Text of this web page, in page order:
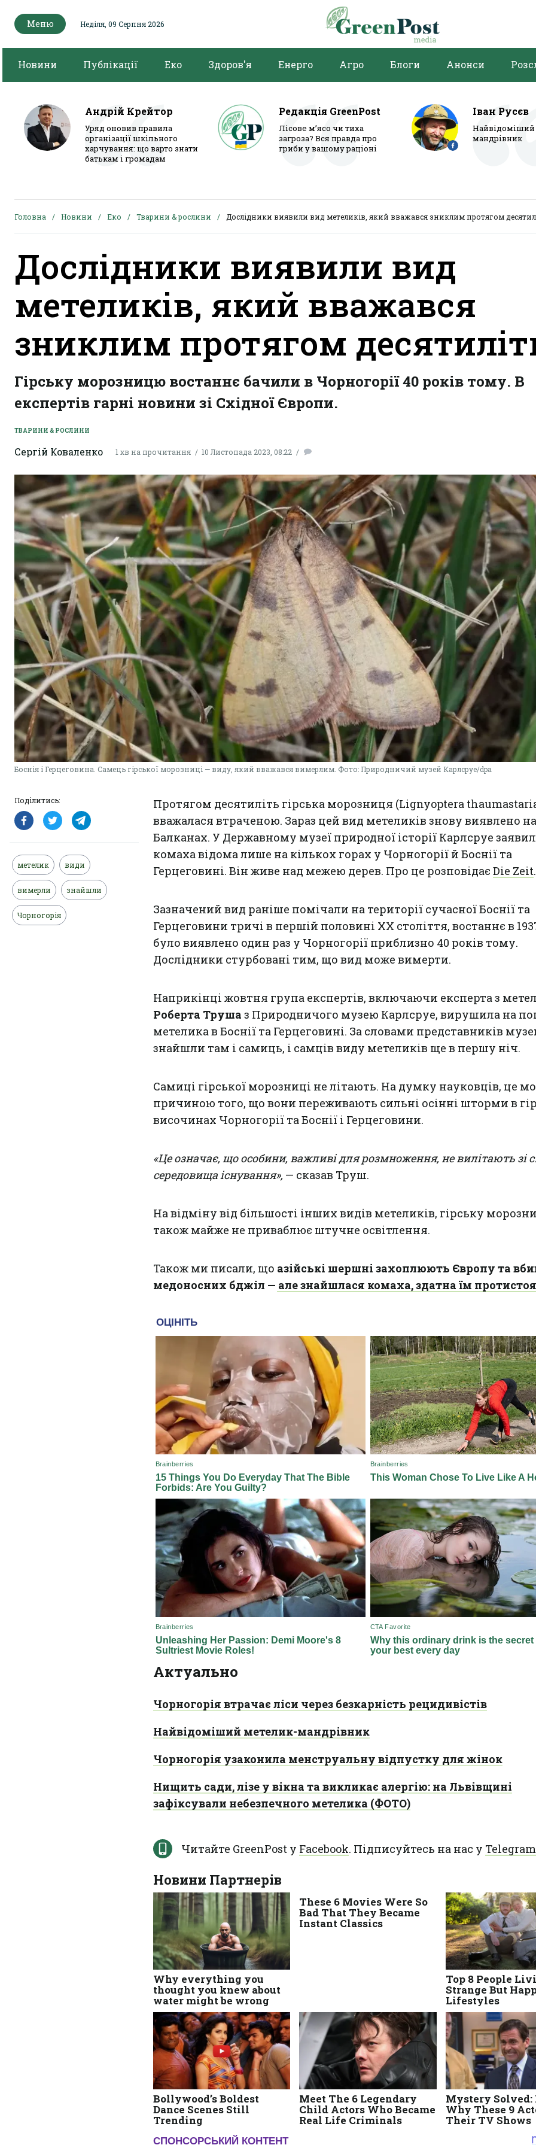
Меню Неділя, 09 Серпня 2026
Новини Публікації Еко Здоров'я Енерго Агро Блоги Анонси
Андрій Крейтор
Уряд оновив правила
організації шкільного
харчування: що варто знати
батькам і громадам
Редакція GreenPost
Лісове м’ясо чи тиха
загроза? Вся правда про
гриби у вашому раціоні
Іван Русєв
мандрівник
Головна Новини Еко Тварини & рослини Дослідники виявили вид метеликів, який вважався зниклим протягом
Дослідники виявили вид
метеликів, який вважався
зниклим протягом
Гірську морозницю востаннє бачили в Чорногорії 40 років тому. В
експертів гарні новини зі Східної Європи.
ТВАРИНИ & РОСЛИНИ
Сергій Коваленко 1 хв на прочитання 10 Листопада 2023, 08:22
Боснія і Герцеговина. Самець гірської морозниці — виду, який вважався вимерлим. Фото: Природничий музей Карлсруе/dpa
Поділитись:
метелик види
вимерли знайшли
Чорногорія
Протягом десятиліть гірська морозниця (Lignyoptera
вважалася втраченою. Зараз цей вид метеликів знову виявлено на
Балканах. У Державному музеї природної історії Карлсруе
комаха відома лише на кількох горах у Чорногорії й Боснії та
Герцеговині. Він живе над межею дерев. Про це розповідає Die Zeit.
Зазначений вид раніше помічали на території сучасної Боснії та
Герцеговини тричі в першій половині ХХ століття, востаннє в
було виявлено один раз у Чорногорії приблизно 40 років тому.
Дослідники стурбовані тим, що вид може вимерти.
Наприкінці жовтня група експертів, включаючи експерта з
Роберта Труша з Природничого музею Карлсруе, вирушила на
метелика в Боснії та Герцеговині. За словами представників
знайшли там і самиць, і самців виду метеликів ще в першу ніч.
Самиці гірської морозниці не літають. На думку науковців, це
причиною того, що вони переживають сильні осінні шторми в
височинах Чорногорії та Боснії і Герцеговини.
«Це означає, що особини, важливі для розмноження, не вилітають зі
середовища існування», — сказав Труш.
На відміну від більшості інших видів метеликів, гірську
також майже не приваблює штучне освітлення.
Також ми писали, що азійські шершні захоплюють Європу та
медоносних бджіл — але знайшлася комаха, здатна їм
Актуально
Чорногорія втрачає ліси через безкарність рецидивістів
Найвідоміший метелик-мандрівник
Чорногорія узаконила менструальну відпустку для жінок
Нищить сади, лізе у вікна та викликає алергію: на Львівщині
зафіксували небезпечного метелика (ФОТО)
Читайте GreenPost у Facebook. Підписуйтесь на нас у Telegram